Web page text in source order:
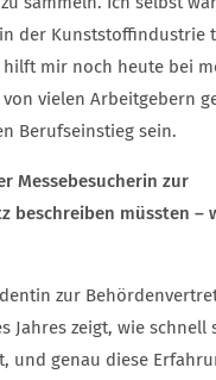
der Kunststoffindustrie
mir noch heute bei
vielen Arbeitgebern
Berufseinstieg sein.
Messebesucherin zur
beschreiben müssten –
zur
Jahres zeigt, wie schnell
und genau diese